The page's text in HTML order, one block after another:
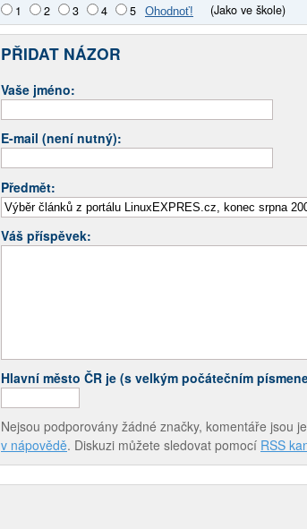
1 2 3 4 5 (Jako ve škole)
PŘIDAT NÁZOR
Vaše jméno:
E-mail (není nutný):
Předmět:
Váš příspěvek:
Hlavní město ČR je (s velkým počátečním
Nejsou podporovány žádné značky, komentáře jsou
v nápovědě. Diskuzi můžete sledovat pomocí RSS